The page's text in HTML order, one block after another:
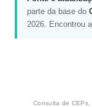
parte da base do
2026. Encontrou
Consulta de